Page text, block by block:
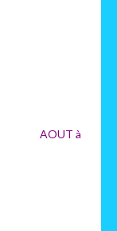
AOUT à